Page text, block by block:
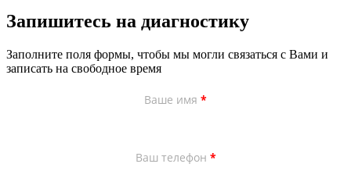
Запишитесь на диагностику
Заполните поля формы, чтобы мы могли связаться с Вами и
записать на свободное время
Ваше имя *
Ваш телефон *